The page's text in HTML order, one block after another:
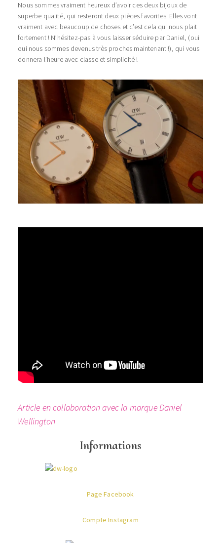
Nous sommes vraiment heureux d’avoir ces deux bijoux de
superbe qualité, qui resteront deux pièces favorites. Elles vont
vraiment avec beaucoup de choses et c’est cela qui nous plait
fortement ! N’hésitez-pas à vous laisser séduire par Daniel, (oui
oui nous sommes devenus très proches maintenant !), qui vous
donnera l’heure avec classe et simplicité !
Article en collaboration avec la marque Daniel
Wellington
Informations
Page Facebook
Compte Instagram